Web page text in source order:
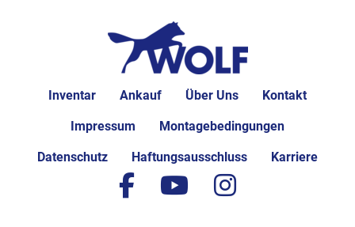
Inventar Ankauf Über Uns Kontakt
Impressum Montagebedingungen
Datenschutz Haftungsausschluss Karriere
facebook
youtubeinstagram